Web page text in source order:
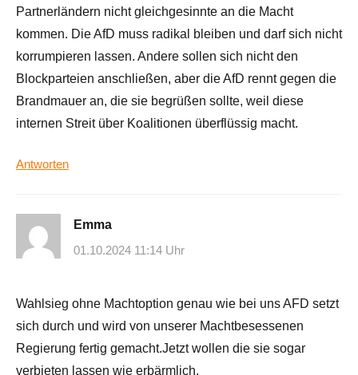
Partnerländern nicht gleichgesinnte an die Macht
kommen. Die AfD muss radikal bleiben und darf sich nicht
korrumpieren lassen. Andere sollen sich nicht den
Blockparteien anschließen, aber die AfD rennt gegen die
Brandmauer an, die sie begrüßen sollte, weil diese
internen Streit über Koalitionen überflüssig macht.
Antworten
Emma
01.10.2024 11:14 Uhr
Wahlsieg ohne Machtoption genau wie bei uns AFD setzt
sich durch und wird von unserer Machtbesessenen
Regierung fertig gemacht.Jetzt wollen die sie sogar
verbieten lassen wie erbärmlich.